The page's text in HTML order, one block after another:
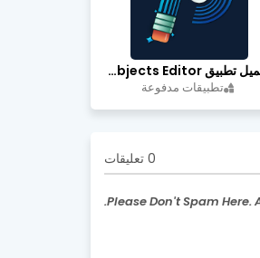
تحميل تطبيق Retouch Remove Objects Editor مهكرة اخر إصدار
تطبيقات مدفوعة
0 تعليقات